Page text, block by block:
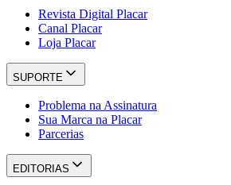
Revista Digital Placar
Canal Placar
Loja Placar
SUPORTE
Problema na Assinatura
Sua Marca na Placar
Parcerias
EDITORIAS